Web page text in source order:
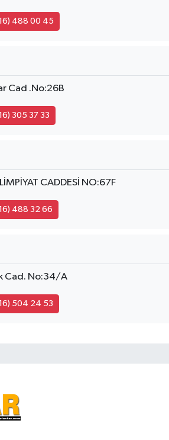
488 00 45
Cad .No:26B
305 37 33
CADDESİ NO:67F
488 32 66
Cad. No:34/A
504 24 53